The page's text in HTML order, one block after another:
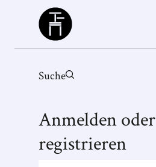
Büchergilde
Suche
Anmelden oder
registrieren